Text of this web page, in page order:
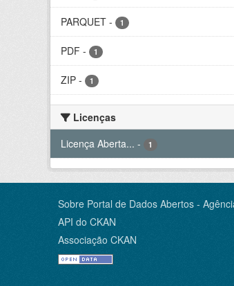
PARQUET - 1
PDF - 1
ZIP - 1
Licenças
Licença Aberta... - 1
Sobre Portal de Dados Abertos -
API do CKAN
Associação CKAN